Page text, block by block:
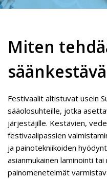
Miten
Festivaalit altistuvat usein
sääolosuhteille, jotka
järjestäjille. Kestävien,
festivaalipassien
ja painotekniikoiden
asianmukainen laminointi
painomenetelmät